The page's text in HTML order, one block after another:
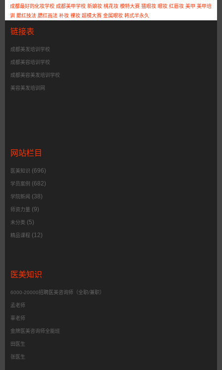
成都最好的化妆学校 成都美甲学校 新娘妆 桃花妆 模特大赛 猫眼妆 眼妆 红唇妆 美甲 美甲培
训
腮红技法 腮红画法 补妆 裸妆 超模大赛 金属眼妆 韩式半永久
链接表
成都美发培训学校
成都美容培训学校
成都美容美发培训学校
美容美发培训网
网站栏目
医美知识 (696)
学员案例 (682)
学院新闻 (38)
师资力量 (9)
未分类 (5)
精品课程 (12)
医美知识
6000-20000招聘医美咨询师（全职/兼职）
孟老师
辜老师
金牌医美咨询师全能班
田医生
张医生